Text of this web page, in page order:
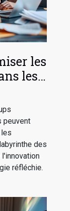
les
les
peuvent
des
réfléchie.